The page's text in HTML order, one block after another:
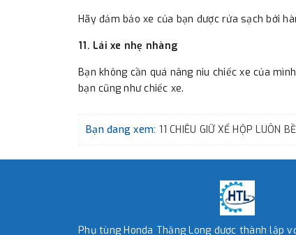
Hãy đảm bảo xe của bạn được rửa sạch bởi
11. Lái xe nhẹ nhàng
Bạn không cần quá nâng niu chiếc xe của
bạn cũng như chiếc xe.
Bạn đang xem: 11 CHIÊU GIỮ XẾ HỘP LUÔN
Phụ tùng Honda Thăng Long được thành lập